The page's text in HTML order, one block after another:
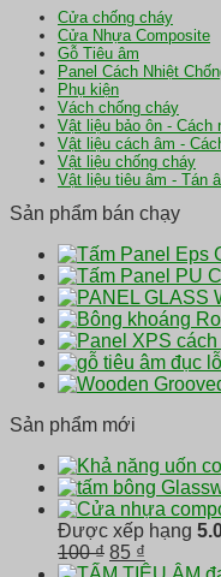
350,000 ₫.
Cửa chống cháy
Cửa Nhựa Composite
Gỗ Tiêu âm
Panel Cách Nhiệt
Phụ kiện
Vách chống cháy
Vật liệu bảo ôn - Cách
Vật liệu cách âm -
Vật liệu chống cháy
Vật liệu tiêu âm - Tán
Sản phẩm bán chạy
Sản phẩm mới
Được xếp hạng
100₫ Giá
85 ₫